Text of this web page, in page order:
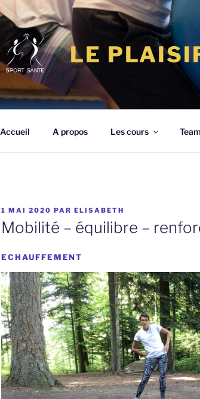
LE
Accueil A propos Les cours
PUBLIÉ
LE
1 MAI 2020 PAR ELISABETH
Mobilité – équilibre –
ECHAUFFEMENT